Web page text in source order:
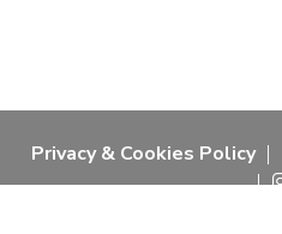
Privacy & Cookies Policy